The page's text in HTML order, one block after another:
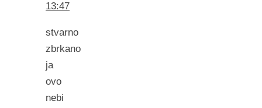
13:47
stvarno
zbrkano
ja
ovo
nebi